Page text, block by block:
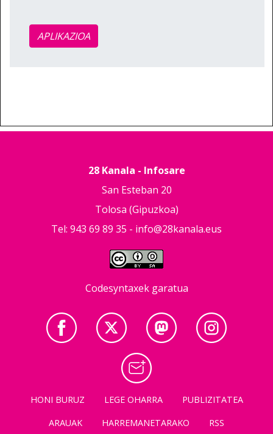
APLIKAZIOA
28 Kanala - Infosare
San Esteban 20
Tolosa (Gipuzkoa)
Tel: 943 69 89 35 - info@28kanala.eus
Codesyntaxek garatua
HONI BURUZ LEGE OHARRA
PUBLIZITATEA
ARAUAK
HARREMANETARAKO RSS